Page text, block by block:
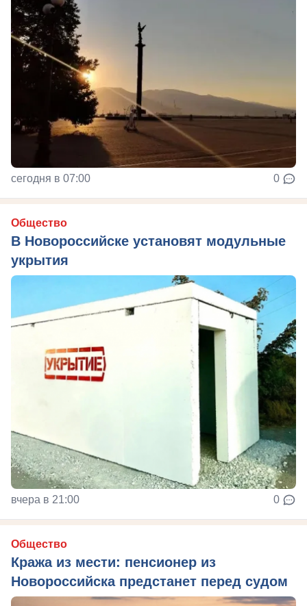
сегодня в 07:00 0
Общество
В Новороссийске установят модульные
укрытия
вчера в 21:00 0
Общество
Кража из мести: пенсионер из
Новороссийска предстанет перед судом